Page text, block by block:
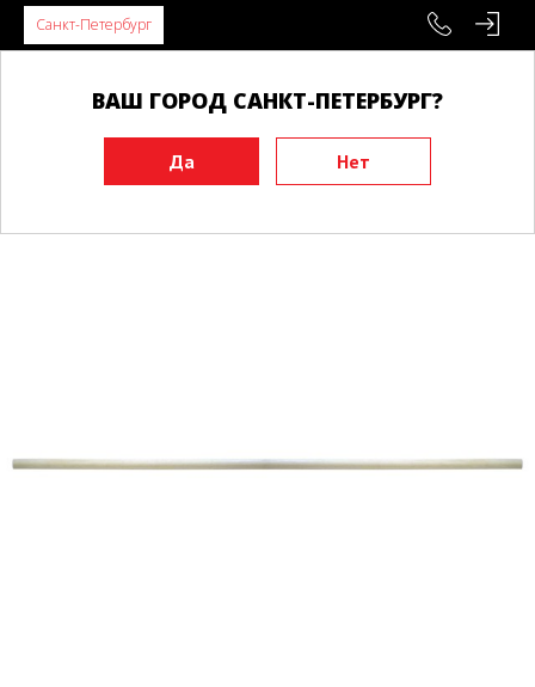
Санкт-Петербург
ВАШ ГОРОД САНКТ-ПЕТЕРБУРГ?
Инвентарь
Тренировочные макеты
Бо BUDO 180*3 см, граб